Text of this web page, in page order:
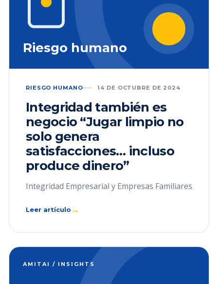
Riesgo humano
RIESGO HUMANO 14 DE OCTUBRE DE 2024
Integridad también es
negocio “Jugar limpio no
solo genera
satisfacciones… incluso
produce dinero”
Integridad Empresarial y Empresas Familiares
Leer artículo →
AMITAI / INSIGHTS